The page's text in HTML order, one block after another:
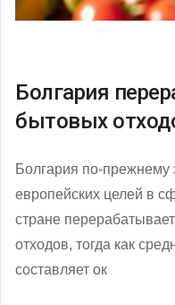
Болгария
бытовых
Болгария по-прежнему
европейских целей в
стране
отходов, тогда как
составляет ок